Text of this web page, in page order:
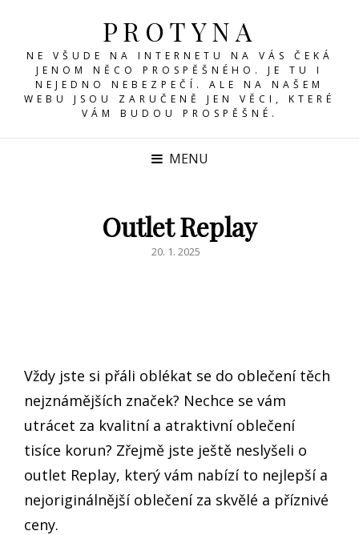
PROTYNA
NE VŠUDE NA INTERNETU NA VÁS ČEKÁ
JENOM NĚCO PROSPĚŠNÉHO. JE TU I
NEJEDNO NEBEZPEČÍ. ALE NA NAŠEM
WEBU JSOU ZARUČENĚ JEN VĚCI, KTERÉ
VÁM BUDOU PROSPĚŠNÉ.
MENU
Outlet Replay
POSTED
20. 1. 2025
Vždy jste si přáli oblékat se do oblečení těch
nejznámějších značek? Nechce se vám
utrácet za kvalitní a atraktivní oblečení
tisíce korun? Zřejmě jste ještě neslyšeli o
outlet Replay, který vám nabízí to nejlepší a
nejoriginálnější oblečení za skvělé a příznivé
ceny.